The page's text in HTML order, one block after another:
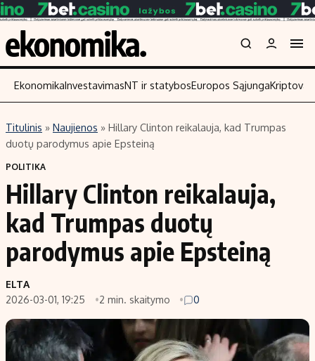
Turinys
Naujienos
Aplinka
Verslas
Energetika
Ekonomika
NT ir statybos
Įmonės
Žemės ūkis
Laisvalaikis
Populiarios temos Titulinis
EkonomikaInvestavimasNT ir statybosEuropos Sąjunga
Titulinis » Naujienos » Hillary Clinton reikalauja, kad Trumpas
duotų parodymus apie Epsteiną
POLITIKA
Hillary Clinton reikalauja,
kad Trumpas duotų
parodymus apie Epsteiną
ELTA
2026-03-01, 19:25
2 min. skaitymo 0